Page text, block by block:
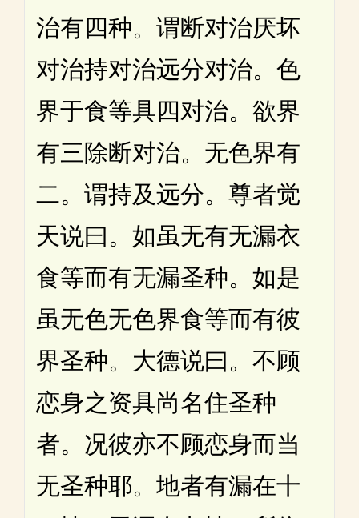
治有四种。谓断对治厌坏
对治持对治远分对治。色
界于食等具四对治。欲界
有三除断对治。无色界有
二。谓持及远分。尊者觉
天说曰。如虽无有无漏衣
食等而有无漏圣种。如是
虽无色无色界食等而有彼
界圣种。大德说曰。不顾
恋身之资具尚名住圣种
者。况彼亦不顾恋身而当
无圣种耶。地者有漏在十